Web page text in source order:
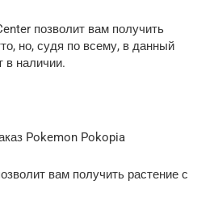
позволит вам получить
но, судя по всему, в данный
в наличии.
вам получить растение с